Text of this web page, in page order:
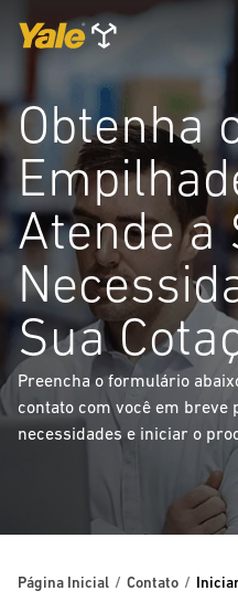
Obtenha
Atende a
Sua
Preencha o formulário
contato com você em breve
necessidades e iniciar o
Página Inicial Contato